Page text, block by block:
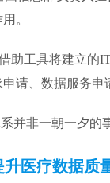
。
助工具将建立的
请、数据服务
并非一朝一夕的
升医疗数据质